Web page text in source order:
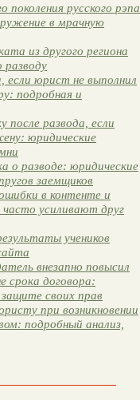
поколения русского рэпа
в мрачную
из другого региона
разводу
если юрист не выполнил
подробная и
развода, если
юридические
о разводе: юридические
заемщиков
в контенте и
усиливают друг
учеников
внезапно повысил
срока договора:
своих прав
при возникновении
подробный анализ,